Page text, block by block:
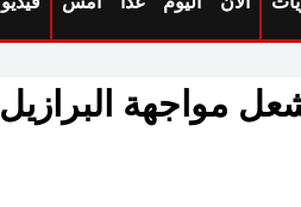
مواجهة البرازيل